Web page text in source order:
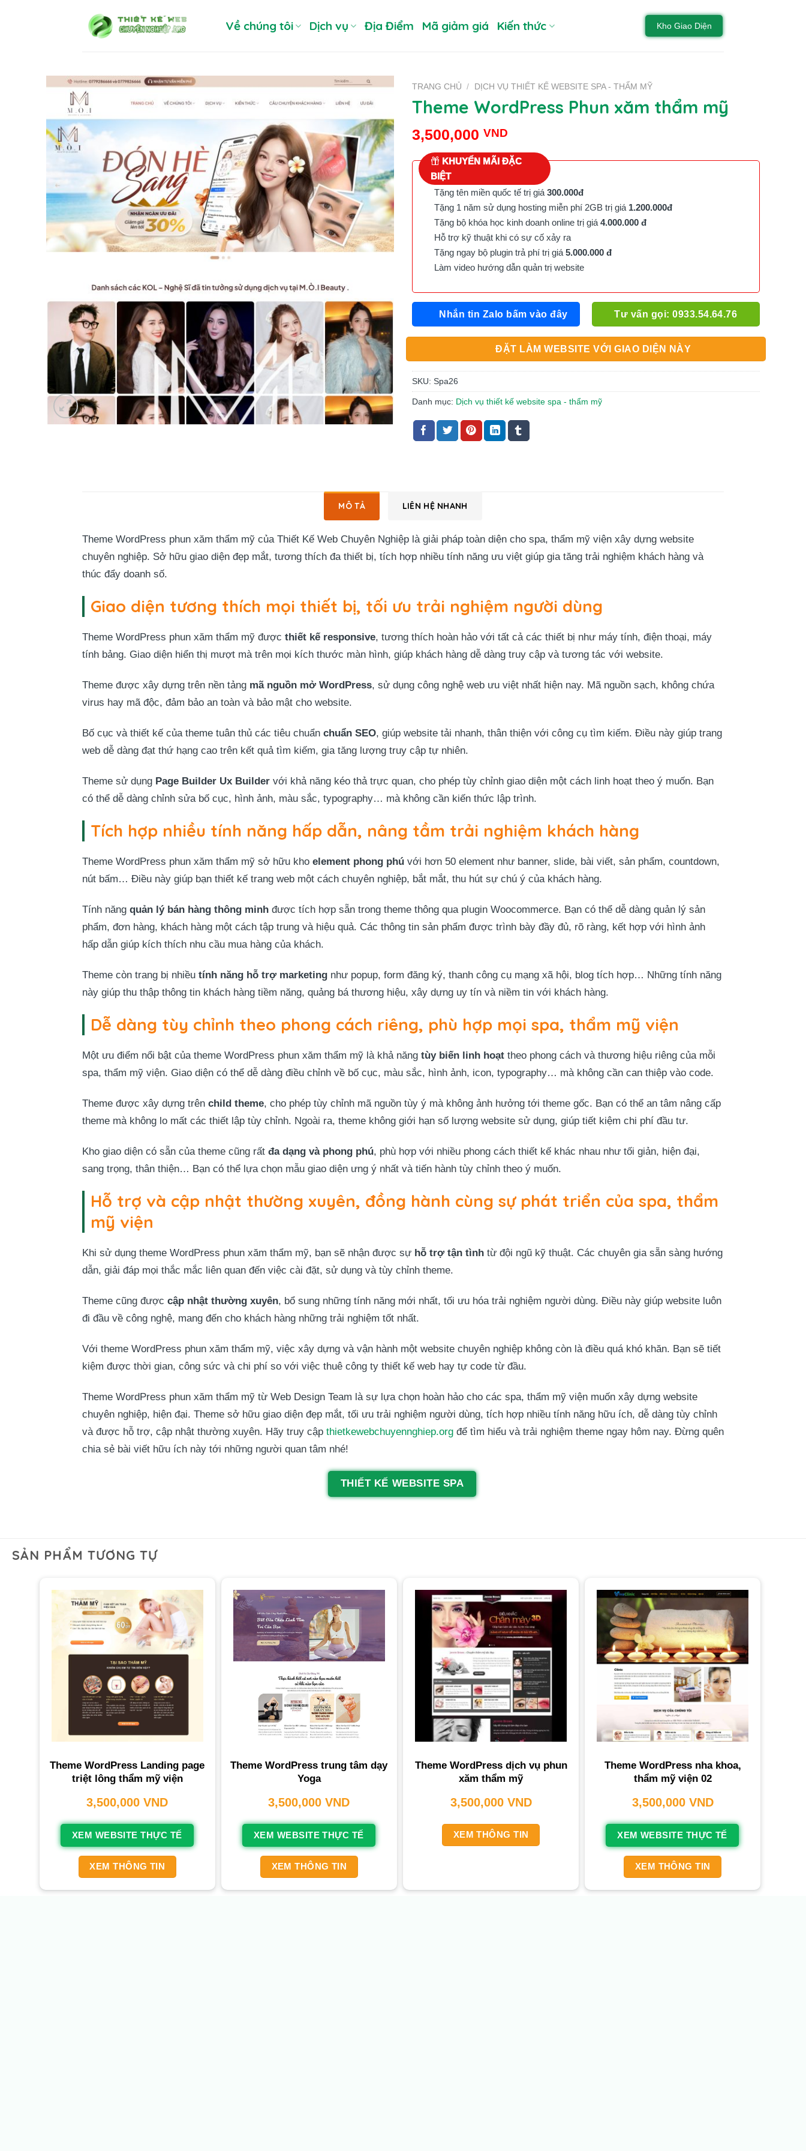
Về chúng tôi Dịch vụ Địa Điểm Mã giảm giá Kiến thức Kho Giao Diện
TRANG CHỦ / DỊCH VỤ THIẾT KẾ WEBSITE SPA - THẨM MỸ
Theme WordPress Phun xăm thẩm mỹ
3,500,000 VND
KHUYẾN MÃI ĐẶC
BIỆT
Tặng tên miền quốc tế trị giá 300.000đ
Tặng 1 năm sử dụng hosting miễn phí 2GB trị giá 1.200.000đ
Tặng bộ khóa học kinh doanh online trị giá 4.000.000 đ
Hỗ trợ kỹ thuật khi có sự cố xảy ra
Tặng ngay bộ plugin trả phí trị giá 5.000.000 đ
Làm video hướng dẫn quản trị website
Nhắn tin Zalo bấm vào đây Tư vấn gọi: 0933.54.64.76
ĐẶT LÀM WEBSITE VỚI GIAO DIỆN NÀY
SKU: Spa26
Danh mục: Dịch vụ thiết kế website spa - thẩm mỹ
MÔ TẢ LIÊN HỆ NHANH
Theme WordPress phun xăm thẩm mỹ của Thiết Kế Web Chuyên Nghiệp là giải pháp toàn diện cho spa, thẩm mỹ viện xây dựng website
chuyên nghiệp. Sở hữu giao diện đẹp mắt, tương thích đa thiết bị, tích hợp nhiều tính năng ưu việt giúp gia tăng trải nghiệm khách hàng và
thúc đẩy doanh số.
Giao diện tương thích mọi thiết bị, tối ưu trải nghiệm người dùng
Theme WordPress phun xăm thẩm mỹ được thiết kế responsive, tương thích hoàn hảo với tất cả các thiết bị như máy tính, điện thoại, máy
tính bảng. Giao diện hiển thị mượt mà trên mọi kích thước màn hình, giúp khách hàng dễ dàng truy cập và tương tác với website.
Theme được xây dựng trên nền tảng mã nguồn mở WordPress, sử dụng công nghệ web ưu việt nhất hiện nay. Mã nguồn sạch, không chứa
virus hay mã độc, đảm bảo an toàn và bảo mật cho website.
Bố cục và thiết kế của theme tuân thủ các tiêu chuẩn chuẩn SEO, giúp website tải nhanh, thân thiện với công cụ tìm kiếm. Điều này giúp trang
web dễ dàng đạt thứ hạng cao trên kết quả tìm kiếm, gia tăng lượng truy cập tự nhiên.
Theme sử dụng Page Builder Ux Builder với khả năng kéo thả trực quan, cho phép tùy chỉnh giao diện một cách linh hoạt theo ý muốn. Bạn
có thể dễ dàng chỉnh sửa bố cục, hình ảnh, màu sắc, typography… mà không cần kiến thức lập trình.
Tích hợp nhiều tính năng hấp dẫn, nâng tầm trải nghiệm khách hàng
Theme WordPress phun xăm thẩm mỹ sở hữu kho element phong phú với hơn 50 element như banner, slide, bài viết, sản phẩm, countdown,
nút bấm… Điều này giúp bạn thiết kế trang web một cách chuyên nghiệp, bắt mắt, thu hút sự chú ý của khách hàng.
Tính năng quản lý bán hàng thông minh được tích hợp sẵn trong theme thông qua plugin Woocommerce. Bạn có thể dễ dàng quản lý sản
phẩm, đơn hàng, khách hàng một cách tập trung và hiệu quả. Các thông tin sản phẩm được trình bày đầy đủ, rõ ràng, kết hợp với hình ảnh
hấp dẫn giúp kích thích nhu cầu mua hàng của khách.
Theme còn trang bị nhiều tính năng hỗ trợ marketing như popup, form đăng ký, thanh công cụ mạng xã hội, blog tích hợp… Những tính năng
này giúp thu thập thông tin khách hàng tiềm năng, quảng bá thương hiệu, xây dựng uy tín và niềm tin với khách hàng.
Dễ dàng tùy chỉnh theo phong cách riêng, phù hợp mọi spa, thẩm mỹ viện
Một ưu điểm nổi bật của theme WordPress phun xăm thẩm mỹ là khả năng tùy biến linh hoạt theo phong cách và thương hiệu riêng của mỗi
spa, thẩm mỹ viện. Giao diện có thể dễ dàng điều chỉnh về bố cục, màu sắc, hình ảnh, icon, typography… mà không cần can thiệp vào code.
Theme được xây dựng trên child theme, cho phép tùy chỉnh mã nguồn tùy ý mà không ảnh hưởng tới theme gốc. Bạn có thể an tâm nâng cấp
theme mà không lo mất các thiết lập tùy chỉnh. Ngoài ra, theme không giới hạn số lượng website sử dụng, giúp tiết kiệm chi phí đầu tư.
Kho giao diện có sẵn của theme cũng rất đa dạng và phong phú, phù hợp với nhiều phong cách thiết kế khác nhau như tối giản, hiện đại,
sang trọng, thân thiện… Bạn có thể lựa chọn mẫu giao diện ưng ý nhất và tiến hành tùy chỉnh theo ý muốn.
Hỗ trợ và cập nhật thường xuyên, đồng hành cùng sự phát triển của spa, thẩm
mỹ viện
Khi sử dụng theme WordPress phun xăm thẩm mỹ, bạn sẽ nhận được sự hỗ trợ tận tình từ đội ngũ kỹ thuật. Các chuyên gia sẵn sàng hướng
dẫn, giải đáp mọi thắc mắc liên quan đến việc cài đặt, sử dụng và tùy chỉnh theme.
Theme cũng được cập nhật thường xuyên, bổ sung những tính năng mới nhất, tối ưu hóa trải nghiệm người dùng. Điều này giúp website luôn
đi đầu về công nghệ, mang đến cho khách hàng những trải nghiệm tốt nhất.
Với theme WordPress phun xăm thẩm mỹ, việc xây dựng và vận hành một website chuyên nghiệp không còn là điều quá khó khăn. Bạn sẽ tiết
kiệm được thời gian, công sức và chi phí so với việc thuê công ty thiết kế web hay tự code từ đầu.
Theme WordPress phun xăm thẩm mỹ từ Web Design Team là sự lựa chọn hoàn hảo cho các spa, thẩm mỹ viện muốn xây dựng website
chuyên nghiệp, hiện đại. Theme sở hữu giao diện đẹp mắt, tối ưu trải nghiệm người dùng, tích hợp nhiều tính năng hữu ích, dễ dàng tùy chỉnh
và được hỗ trợ, cập nhật thường xuyên. Hãy truy cập thietkewebchuyennghiep.org để tìm hiểu và trải nghiệm theme ngay hôm nay. Đừng quên
chia sẻ bài viết hữu ích này tới những người quan tâm nhé!
THIẾT KẾ WEBSITE SPA
SẢN PHẨM TƯƠNG TỰ
Theme WordPress Landing page
triệt lông thẩm mỹ viện
3,500,000VND
XEM WEBSITE THỰC TẾ
XEM THÔNG TIN
Theme WordPress trung tâm dạy
Yoga
3,500,000VND
XEM WEBSITE THỰC TẾ
XEM THÔNG TIN
Theme WordPress dịch vụ phun
xăm thẩm mỹ
3,500,000 VND
XEM THÔNG TIN
Theme WordPress nha khoa,
thẩm mỹ viện 02
3,500,000 VND
XEM WEBSITE THỰC TẾ
XEM THÔNG TIN